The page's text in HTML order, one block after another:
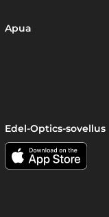
Apua
Edel-Optics-sovellus